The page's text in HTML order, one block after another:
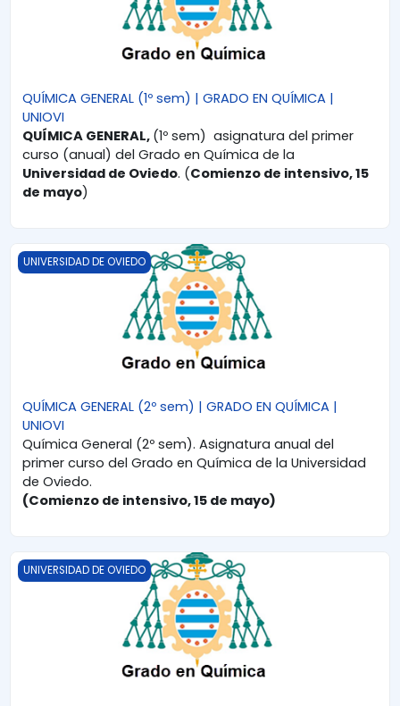
QUÍMICA GENERAL (1º sem) | GRADO EN QUÍMICA |
UNIOVI
QUÍMICA GENERAL, (1º sem) asignatura del primer
curso (anual) del Grado en Química de la
Universidad de Oviedo. (Comienzo de intensivo, 15
de mayo)
QUÍMICA GENERAL (2º sem) | GRADO EN QUÍMICA | UNIOVI
UNIVERSIDAD DE OVIEDO
QUÍMICA GENERAL (2º sem) | GRADO EN QUÍMICA |
UNIOVI
Química General (2º sem). Asignatura anual del
primer curso del Grado en Química de la Universidad
de Oviedo.
(Comienzo de intensivo, 15 de mayo)
QUÍMICA ORGÁNICA I (2º sem) | GRADO EN QUÍMICA | UNIOVI
UNIVERSIDAD DE OVIEDO